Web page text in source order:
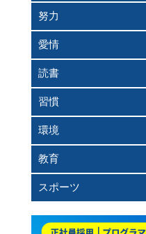
努力
愛情
読書
習慣
環境
教育
スポーツ